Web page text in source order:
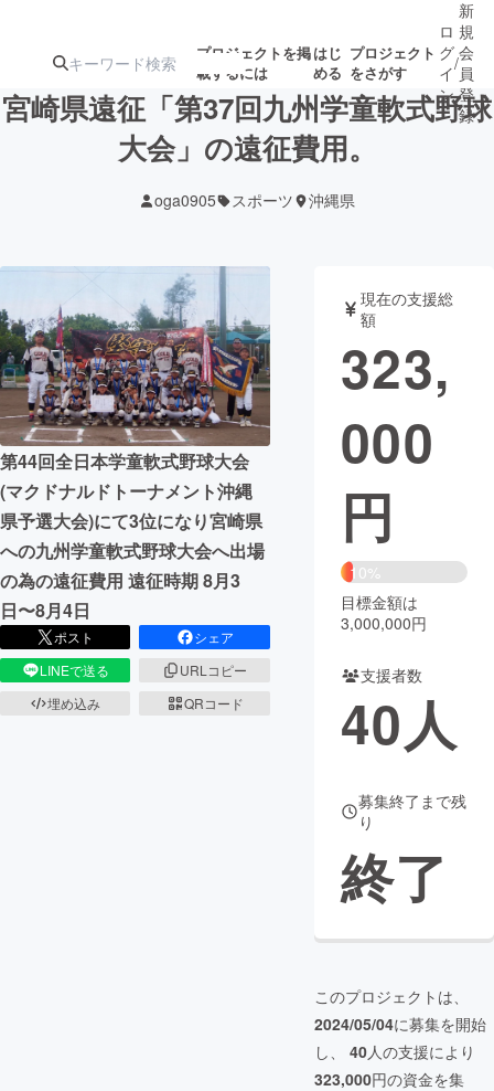
プロジェクトを掲
載するには
はじ
める
プロジェクト
をさがす
ジェクト
募集終了が近いプ
ロジェクト
アート・写真 音楽
テクノロジー・ガジェット ゲーム・サ
映像・映画
ビジネス・起業
まちづくり・地域活性化
CAMPFIRE for Social Good
CAMPFIRE Creation
CAMPFIREふるさと納税
コミュニティ
ロ
グ
イ
ン
/
新
規
会
員
登
録
宮崎県遠征「第37回九州学童軟式野球
大会」の遠征費用。
oga0905 スポーツ 沖縄県
第44回全日本学童軟式野球大会
(マクドナルドトーナメント沖縄
県予選大会)にて3位になり宮崎県
への九州学童軟式野球大会へ出場
の為の遠征費用 遠征時期 8月3
日〜8月4日
ポスト
シェア
LINEで送る
URLコピー
埋め込み
QRコード
現在の支援総
額
323,
000
円
10%
目標金額は
3,000,000円
支援者数
40人
募集終了まで残
り
終了
このプロジェクトは、
2024/05/04に募集を開始
し、 40人の支援により
323,000円の資金を集